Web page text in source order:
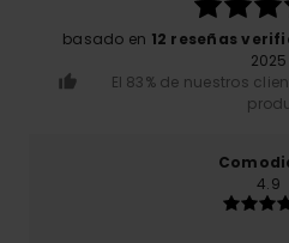
basado en 12 reseñas
2025
El 83% de nuestros
4.9